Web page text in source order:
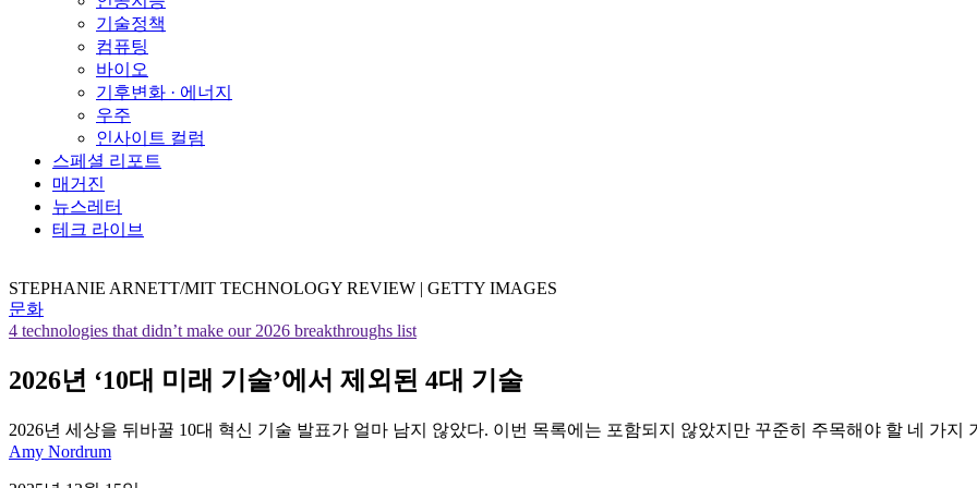
기술정책
컴퓨팅
바이오
기후변화 · 에너지
우주
인사이트 컬럼
스페셜 리포트
매거진
뉴스레터
테크 라이브
STEPHANIE ARNETT/MIT TECHNOLOGY REVIEW | GETTY IMAGES
문화
4 technologies that didn’t make our 2026 breakthroughs list
2026년 ‘10대 미래 기술’에서 제외된 4대 기술
2026년 세상을 뒤바꿀 10대 혁신 기술 발표가 얼마 남지 않았다. 이번 목록에는 포함되지 않았지만 꾸준히 주목해야 할 네 가지
Amy Nordrum